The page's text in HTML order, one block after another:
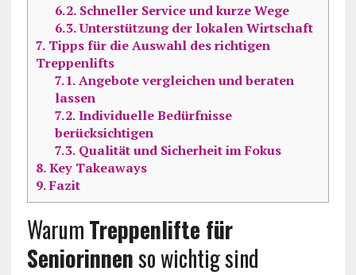
6.2.Schneller Service und kurze Wege
6.3.Unterstützung der lokalen Wirtschaft
7.Tipps für die Auswahl des richtigen
Treppenlifts
7.1.Angebote vergleichen und beraten
lassen
7.2.Individuelle Bedürfnisse
berücksichtigen
7.3.Qualität und Sicherheit im Fokus
8.Key Takeaways
9.Fazit
WarumTreppenlifte für
Seniorinnenso wichtig sind